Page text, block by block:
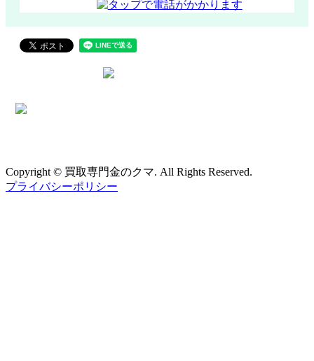
Copyright © 買取専門金のクマ. All Rights Reserved.
プライバシーポリシー